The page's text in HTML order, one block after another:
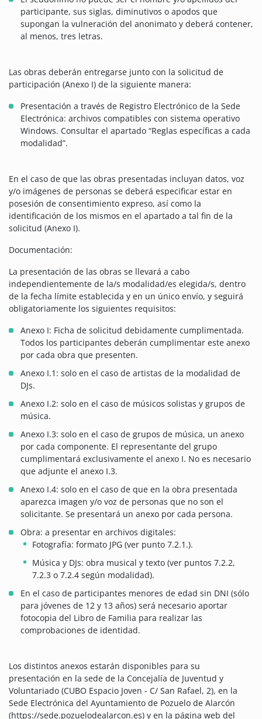
participante, sus siglas, diminutivos o apodos que
supongan la vulneración del anonimato y deberá contener,
al menos, tres letras.
Las obras deberán entregarse junto con la solicitud de
participación (Anexo I) de la siguiente manera:
Presentación a través de Registro Electrónico de la Sede
Electrónica: archivos compatibles con sistema operativo
Windows. Consultar el apartado “Reglas específicas a cada
modalidad”.
En el caso de que las obras presentadas incluyan datos, voz
y/o imágenes de personas se deberá especificar estar en
posesión de consentimiento expreso, así como la
identificación de los mismos en el apartado a tal fin de la
solicitud (Anexo I).
Documentación:
La presentación de las obras se llevará a cabo
independientemente de la/s modalidad/es elegida/s, dentro
de la fecha límite establecida y en un único envío, y seguirá
obligatoriamente los siguientes requisitos:
Anexo I: Ficha de solicitud debidamente cumplimentada.
Todos los participantes deberán cumplimentar este anexo
por cada obra que presenten.
Anexo I.1: solo en el caso de artistas de la modalidad de
DJs.
Anexo I.2: solo en el caso de músicos solistas y grupos de
música.
Anexo I.3: solo en el caso de grupos de música, un anexo
por cada componente. El representante del grupo
cumplimentará exclusivamente el anexo I. No es necesario
que adjunte el anexo I.3.
Anexo I.4: solo en el caso de que en la obra presentada
aparezca imagen y/o voz de personas que no son el
solicitante. Se presentará un anexo por cada persona.
Obra: a presentar en archivos digitales:
Fotografía: formato JPG (ver punto 7.2.1.).
Música y DJs: obra musical y texto (ver puntos 7.2.2,
7.2.3 o 7.2.4 según modalidad).
En el caso de participantes menores de edad sin DNI (sólo
para jóvenes de 12 y 13 años) será necesario aportar
fotocopia del Libro de Familia para realizar las
comprobaciones de identidad.
Los distintos anexos estarán disponibles para su
presentación en la sede de la Concejalía de Juventud y
Voluntariado (CUBO Espacio Joven - C/ San Rafael, 2), en la
Sede Electrónica del Ayuntamiento de Pozuelo de Alarcón
(https://sede.pozuelodealarcon.es) y en la página web del